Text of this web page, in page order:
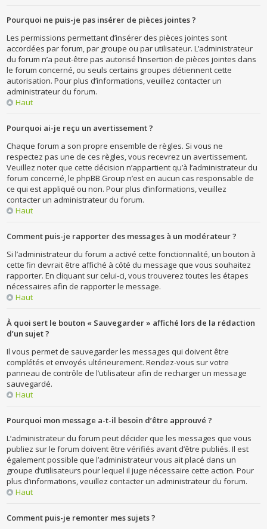
Pourquoi ne puis-je pas insérer de pièces jointes ?
Les permissions permettant d’insérer des pièces jointes sont
accordées par forum, par groupe ou par utilisateur. L’administrateur
du forum n’a peut-être pas autorisé l’insertion de pièces jointes dans
le forum concerné, ou seuls certains groupes détiennent cette
autorisation. Pour plus d’informations, veuillez contacter un
administrateur du forum.
Haut
Pourquoi ai-je reçu un avertissement ?
Chaque forum a son propre ensemble de règles. Si vous ne
respectez pas une de ces règles, vous recevrez un avertissement.
Veuillez noter que cette décision n’appartient qu’à l’administrateur du
forum concerné, le phpBB Group n’est en aucun cas responsable de
ce qui est appliqué ou non. Pour plus d’informations, veuillez
contacter un administrateur du forum.
Haut
Comment puis-je rapporter des messages à un modérateur ?
Si l’administrateur du forum a activé cette fonctionnalité, un bouton à
cette fin devrait être affiché à côté du message que vous souhaitez
rapporter. En cliquant sur celui-ci, vous trouverez toutes les étapes
nécessaires afin de rapporter le message.
Haut
À quoi sert le bouton « Sauvegarder » affiché lors de la rédaction
d’un sujet ?
Il vous permet de sauvegarder les messages qui doivent être
complétés et envoyés ultérieurement. Rendez-vous sur votre
panneau de contrôle de l’utilisateur afin de recharger un message
sauvegardé.
Haut
Pourquoi mon message a-t-il besoin d’être approuvé ?
L’administrateur du forum peut décider que les messages que vous
publiez sur le forum doivent être vérifiés avant d’être publiés. Il est
également possible que l’administrateur vous ait placé dans un
groupe d’utilisateurs pour lequel il juge nécessaire cette action. Pour
plus d’informations, veuillez contacter un administrateur du forum.
Haut
Comment puis-je remonter mes sujets ?